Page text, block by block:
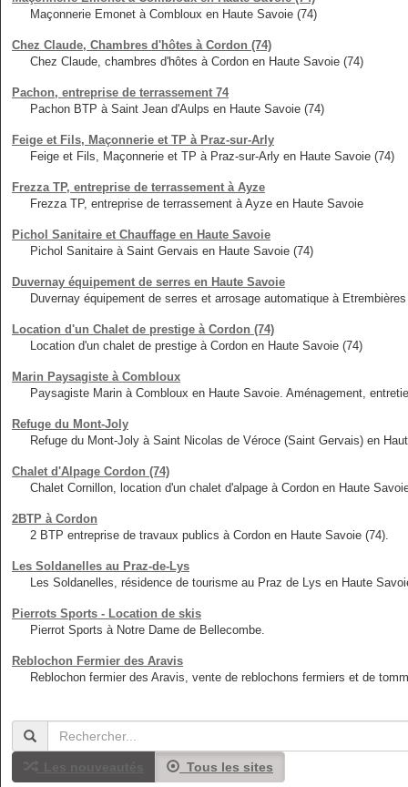
Maçonnerie Emonet à Combloux en Haute Savoie (74)
Chez Claude, Chambres d'hôtes à Cordon (74)
Chez Claude, chambres d'hôtes à Cordon en Haute Savoie (74)
Pachon, entreprise de terrassement 74
Pachon BTP à Saint Jean d'Aulps en Haute Savoie (74)
Feige et Fils, Maçonnerie et TP à Praz-sur-Arly
Feige et Fils, Maçonnerie et TP à Praz-sur-Arly en Haute Savoie (74)
Frezza TP, entreprise de terrassement à Ayze
Frezza TP, entreprise de terrassement à Ayze en Haute Savoie
Pichol Sanitaire et Chauffage en Haute Savoie
Pichol Sanitaire à Saint Gervais en Haute Savoie (74)
Duvernay équipement de serres en Haute Savoie
Duvernay équipement de serres et arrosage automatique à
Location d'un Chalet de prestige à Cordon (74)
Location d'un chalet de prestige à Cordon en Haute Savoie (74)
Marin Paysagiste à Combloux
Paysagiste Marin à Combloux en Haute Savoie. Aménagement,
Refuge du Mont-Joly
Refuge du Mont-Joly à Saint Nicolas de Véroce (Saint Gervais) en
Chalet d'Alpage Cordon (74)
Chalet Cornillon, location d'un chalet d'alpage à Cordon en Haute
2BTP à Cordon
2 BTP entreprise de travaux publics à Cordon en Haute Savoie (74).
Les Soldanelles au Praz-de-Lys
Les Soldanelles, résidence de tourisme au Praz de Lys en Haute
Pierrots Sports - Location de skis
Pierrot Sports à Notre Dame de Bellecombe.
Reblochon Fermier des Aravis
Reblochon fermier des Aravis, vente de reblochons fermiers et de
Tous les sites